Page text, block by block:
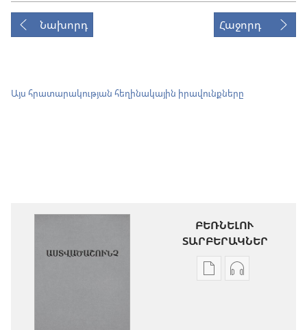
Նախորդ Հաջորդ
Այս հրատարակության հեղինակային իրավունքները
ԲԵՌՆԵԼՈՒ
ՏԱՐԲԵՐԱԿՆԵՐ
Թվային